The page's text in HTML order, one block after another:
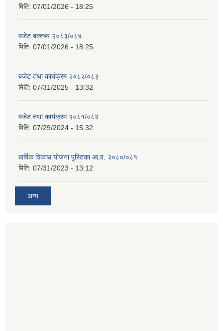
मिति: 07/01/2026 - 18:25
बजेट बक्तब्य २०८३/०८४
मिति: 07/01/2026 - 18:25
बजेट तथा कार्यक्रम २०८२/०८३
मिति: 07/31/2025 - 13:32
बजेट तथा कार्यक्रम २०८१/०८२
मिति: 07/29/2024 - 15:32
बार्षिक विकास योजना पुस्तिका आ.व. २०८०/०८१
मिति: 07/31/2023 - 13:12
अन्य